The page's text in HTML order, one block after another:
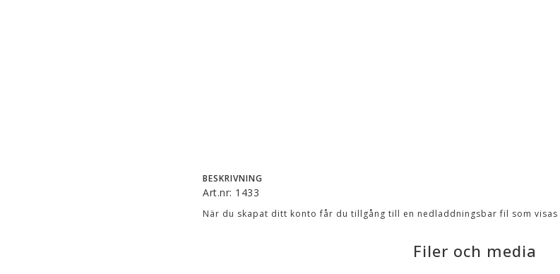
BESKRIVNING
Art.nr: 1433
När du skapat ditt konto får du tillgång till en nedladdningsbar fil som visas
Filer och media